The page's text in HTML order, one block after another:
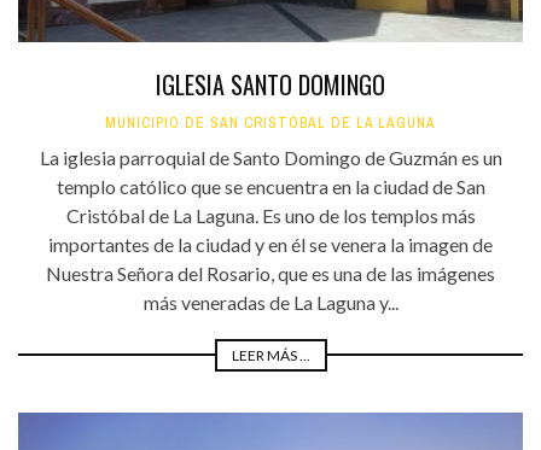
IGLESIA SANTO DOMINGO
MUNICIPIO DE SAN CRISTÓBAL DE LA LAGUNA
La iglesia parroquial de Santo Domingo de Guzmán es un
templo católico que se encuentra en la ciudad de San
Cristóbal de La Laguna. Es uno de los templos más
importantes de la ciudad y en él se venera la imagen de
Nuestra Señora del Rosario, que es una de las imágenes
más veneradas de La Laguna y...
LEER MÁS ...